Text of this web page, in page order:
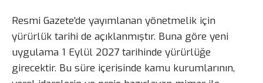
Resmi Gazete’de yayımlanan yönetmelik için
yürürlük tarihi de açıklanmıştır. Buna göre yeni
uygulama 1 Eylül 2027 tarihinde yürürlüğe
girecektir. Bu süre içerisinde kamu kurumlarının,